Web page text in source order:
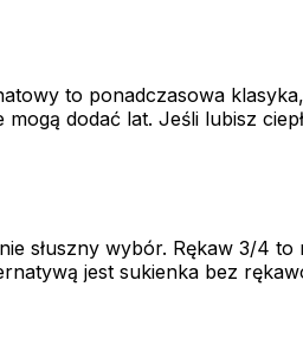
to ponadczasowa
dodać lat. Jeśli lubisz
słuszny wybór. Rękaw 3/4
jest sukienka bez